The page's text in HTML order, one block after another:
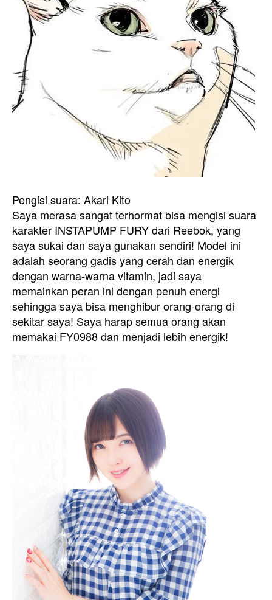
Pengisi suara: Akari Kito
Saya merasa sangat terhormat bisa mengisi suara
karakter INSTAPUMP FURY dari Reebok, yang
saya sukai dan saya gunakan sendiri! Model ini
adalah seorang gadis yang cerah dan energik
dengan warna-warna vitamin, jadi saya
memainkan peran ini dengan penuh energi
sehingga saya bisa menghibur orang-orang di
sekitar saya! Saya harap semua orang akan
memakai FY0988 dan menjadi lebih energik!